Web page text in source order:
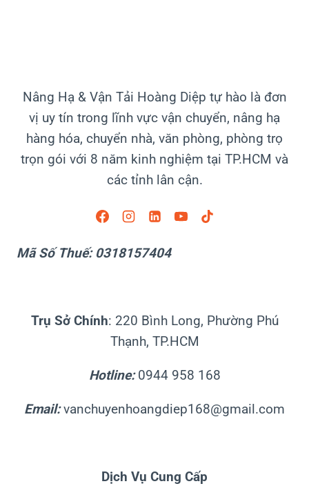
Nâng Hạ & Vận Tải Hoàng Diệp tự hào là đơn
vị uy tín trong lĩnh vực vận chuyển, nâng hạ
hàng hóa, chuyển nhà, văn phòng, phòng trọ
trọn gói với 8 năm kinh nghiệm tại TP.HCM và
các tỉnh lân cận.
Mã Số Thuế: 0318157404
Trụ Sở Chính: 220 Bình Long, Phường Phú
Thạnh, TP.HCM
Hotline:0944 958 168
Email:vanchuyenhoangdiep168@gmail.com
Dịch Vụ Cung Cấp